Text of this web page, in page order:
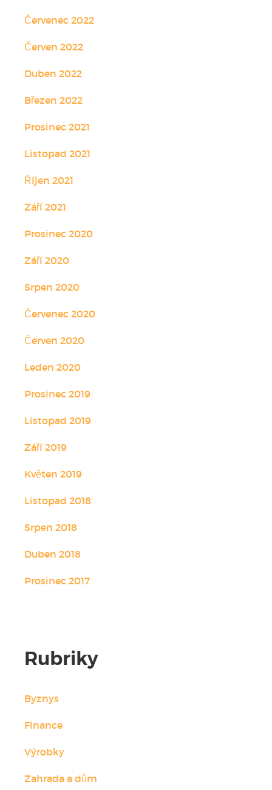
Červenec 2022
Červen 2022
Duben 2022
Březen 2022
Prosinec 2021
Listopad 2021
Říjen 2021
Září 2021
Prosinec 2020
Září 2020
Srpen 2020
Červenec 2020
Červen 2020
Leden 2020
Prosinec 2019
Listopad 2019
Září 2019
Květen 2019
Listopad 2018
Srpen 2018
Duben 2018
Prosinec 2017
Rubriky
Byznys
Finance
Výrobky
Zahrada a dům